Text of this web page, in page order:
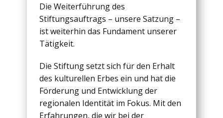
Die Weiterführung des
Stiftungsauftrags – unsere Satzung –
ist weiterhin das Fundament unserer
Tätigkeit.
Die Stiftung setzt sich für den Erhalt
des kulturellen Erbes ein und hat die
Förderung und Entwicklung der
regionalen Identität im Fokus. Mit den
Erfahrungen, die wir bei der